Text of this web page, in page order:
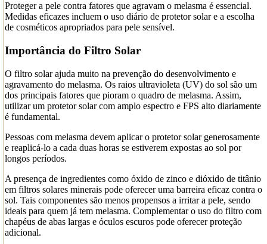
Proteger a pele contra fatores que agravam o melasma é essencial.
Medidas eficazes incluem o uso diário de protetor solar e a escolha
de cosméticos apropriados para pele sensível.
Importância do Filtro Solar
O filtro solar ajuda muito na prevenção do desenvolvimento e
agravamento do melasma. Os raios ultravioleta (UV) do sol são um
dos principais fatores que pioram o quadro de melasma. Assim,
utilizar um protetor solar com amplo espectro e FPS alto diariamente
é fundamental.
Pessoas com melasma devem aplicar o protetor solar generosamente
e reaplicá-lo a cada duas horas se estiverem expostas ao sol por
longos períodos.
A presença de ingredientes como óxido de zinco e dióxido de titânio
em filtros solares minerais pode oferecer uma barreira eficaz contra o
sol. Tais componentes são menos propensos a irritar a pele, sendo
ideais para quem já tem melasma. Complementar o uso do filtro com
chapéus de abas largas e óculos escuros pode oferecer proteção
adicional.